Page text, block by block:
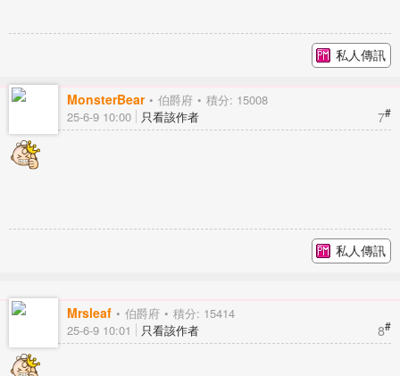
私人傳訊
MonsterBear 伯爵府 積分: 15008
7#
25-6-9 10:00 只看該作者
私人傳訊
Mrsleaf 伯爵府 積分: 15414
8#
25-6-9 10:01 只看該作者